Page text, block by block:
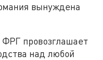
вынуждена
провозглашает
над любой